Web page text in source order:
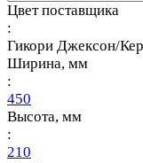
Цвет поставщика
:
Гикори Джексон/
Ширина, мм
:
450
Высота, мм
:
210